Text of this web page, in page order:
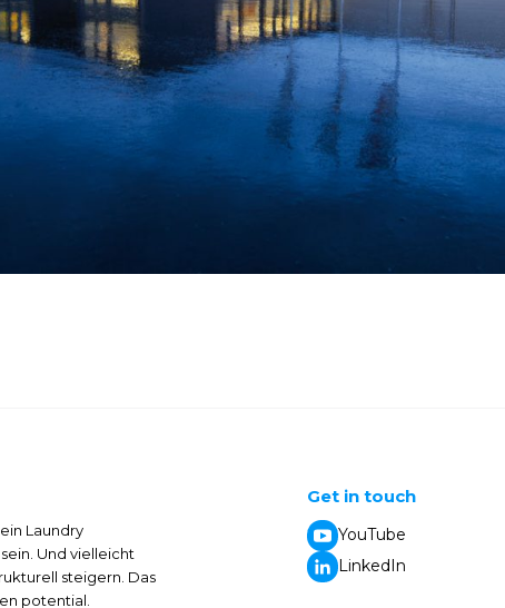
Laundry
Und vielleicht
steigern. Das
potential.
Get in touch
YouTube
LinkedIn